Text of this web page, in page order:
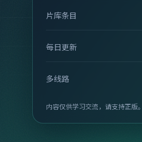
片库条目
每日更新
多线路
内容仅供学习交流，请支持正版。